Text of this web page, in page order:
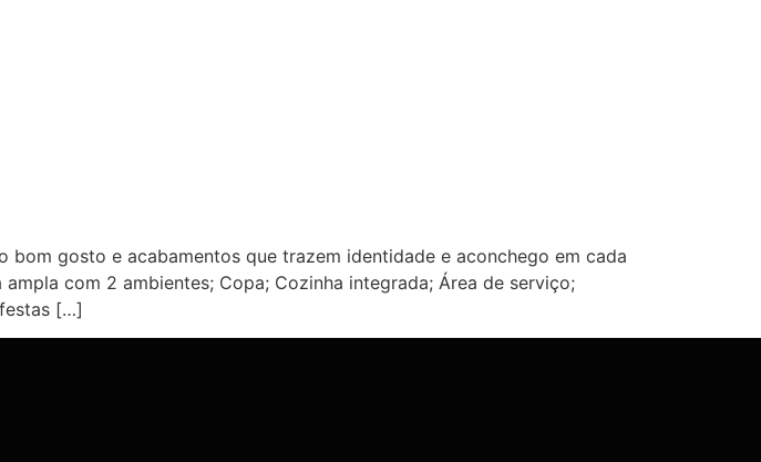
gosto e acabamentos que trazem identidade e aconchego em cada
com 2 ambientes; Copa; Cozinha integrada; Área de serviço;
[…]